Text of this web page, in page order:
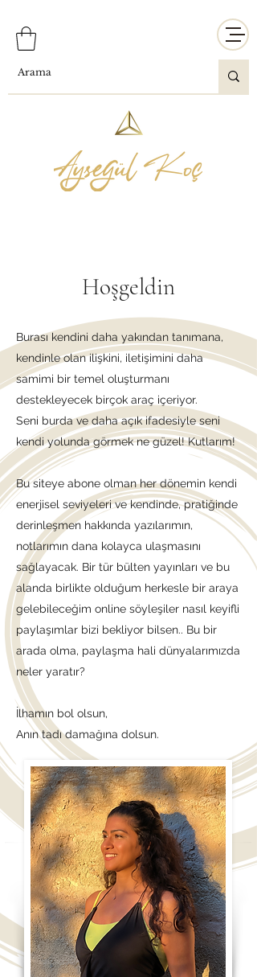
Hoşgeldin
Burası kendini daha yakından tanımana,
kendinle olan ilişkini, iletişimini daha
samimi bir temel oluşturmanı
destekleyecek birçok araç içeriyor.
Seni burda ve daha açık ifadesiyle seni
kendi yolunda görmek ne güzel! Kutlarım!
Bu siteye abone olman her dönemin kendi
enerjisel seviyeleri ve kendinde, pratiğinde
derinleşmen hakkında yazılarımın,
notlarımın dana kolayca ulaşmasını
sağlayacak. Bir tür bülten yayınları ve bu
alanda birlikte olduğum herkesle bir araya
gelebileceğim online söyleşiler nasıl keyifli
paylaşımlar bizi bekliyor bilsen.. Bu bir
arada olma, paylaşma hali dünyalarımızda
neler yaratır?
İlhamın bol olsun,
Anın tadı damağına dolsun.